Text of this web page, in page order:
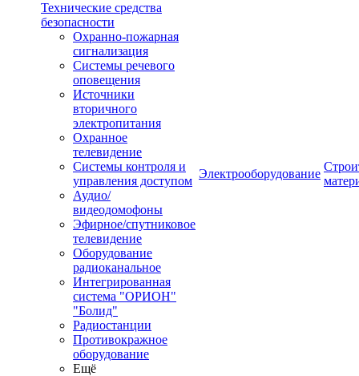
Технические средства
безопасности
Охранно-пожарная
сигнализация
Системы речевого
оповещения
Источники
вторичного
электропитания
Охранное
телевидение
Системы контроля и
управления доступом
Аудио/
видеодомофоны
Эфирное/спутниковое
телевидение
Оборудование
радиоканальное
Интегрированная
система "ОРИОН"
"Болид"
Радиостанции
Противокражное
оборудование
Ещё
Электрооборудование